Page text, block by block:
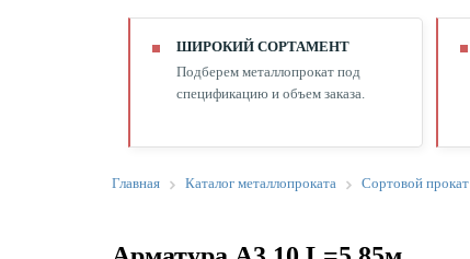
ШИРОКИЙ СОРТАМЕНТ
Подберем металлопрокат под
спецификацию и объем заказа.
Главная Каталог металлопроката Сортовой прокат